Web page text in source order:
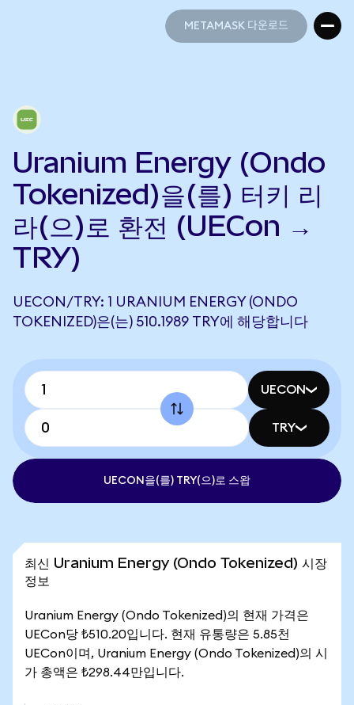
METAMASK 다운로드
Uranium Energy (Ondo
Tokenized)을(를) 터키 리
라(으)로 환전 (UECon →
TRY)
UECON/TRY: 1 URANIUM ENERGY (ONDO
TOKENIZED)은(는) 510.1989 TRY에 해당합니다
UECON
TRY
UECON을(를) TRY(으)로 스왑
최신 Uranium Energy (Ondo Tokenized) 시장
정보
Uranium Energy (Ondo Tokenized)의 현재 가격은
UECon당 ₺510.20입니다. 현재 유통량은 5.85천
UECon이며, Uranium Energy (Ondo Tokenized)의 시
가 총액은 ₺298.44만입니다.